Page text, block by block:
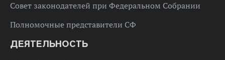
Совет законодателей при Федеральном Собрании
Полномочные представители СФ
ДЕЯТЕЛЬНОСТЬ